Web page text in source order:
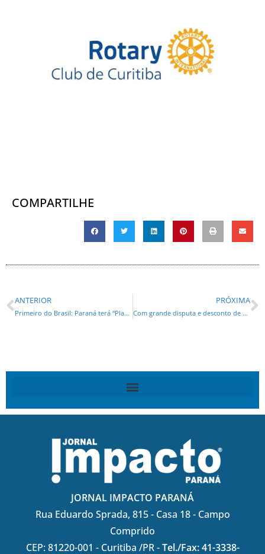
COMPARTILHE
ANTERIOR
Primeiro do Brasil: Paraná terá “Plano Safra estadual” para gerar R$ 2 bilhões em negócios no campo
PRÓXIMA
Com grande disputa e desconto de 26,6% na tarifa, CCR arremata Lote 3 e investirá R$ 16 bilhões
JORNAL IMPACTO PARANÁ
Rua Eduardo Sprada, 815 - Casa 18 - Campo
Comprido
CEP: 81220-001 - Curitiba /PR -Tel./Fax: 41-3338-